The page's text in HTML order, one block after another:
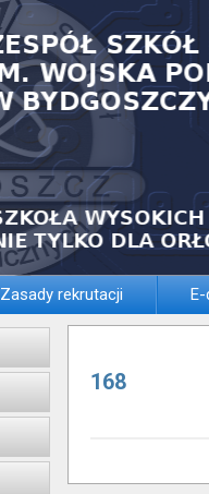
Zasady rekrutacji
168